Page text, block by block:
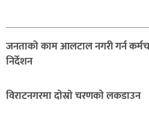
जनताको काम आलटाल नगरी गर्न
निर्देशन
विराटनगरमा दाेस्राे चरणकाे लकडाउन